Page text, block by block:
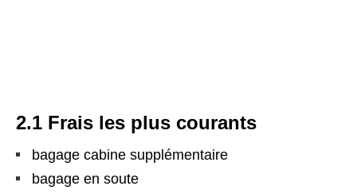
2.1 Frais les plus courants
bagage cabine supplémentaire
bagage en soute